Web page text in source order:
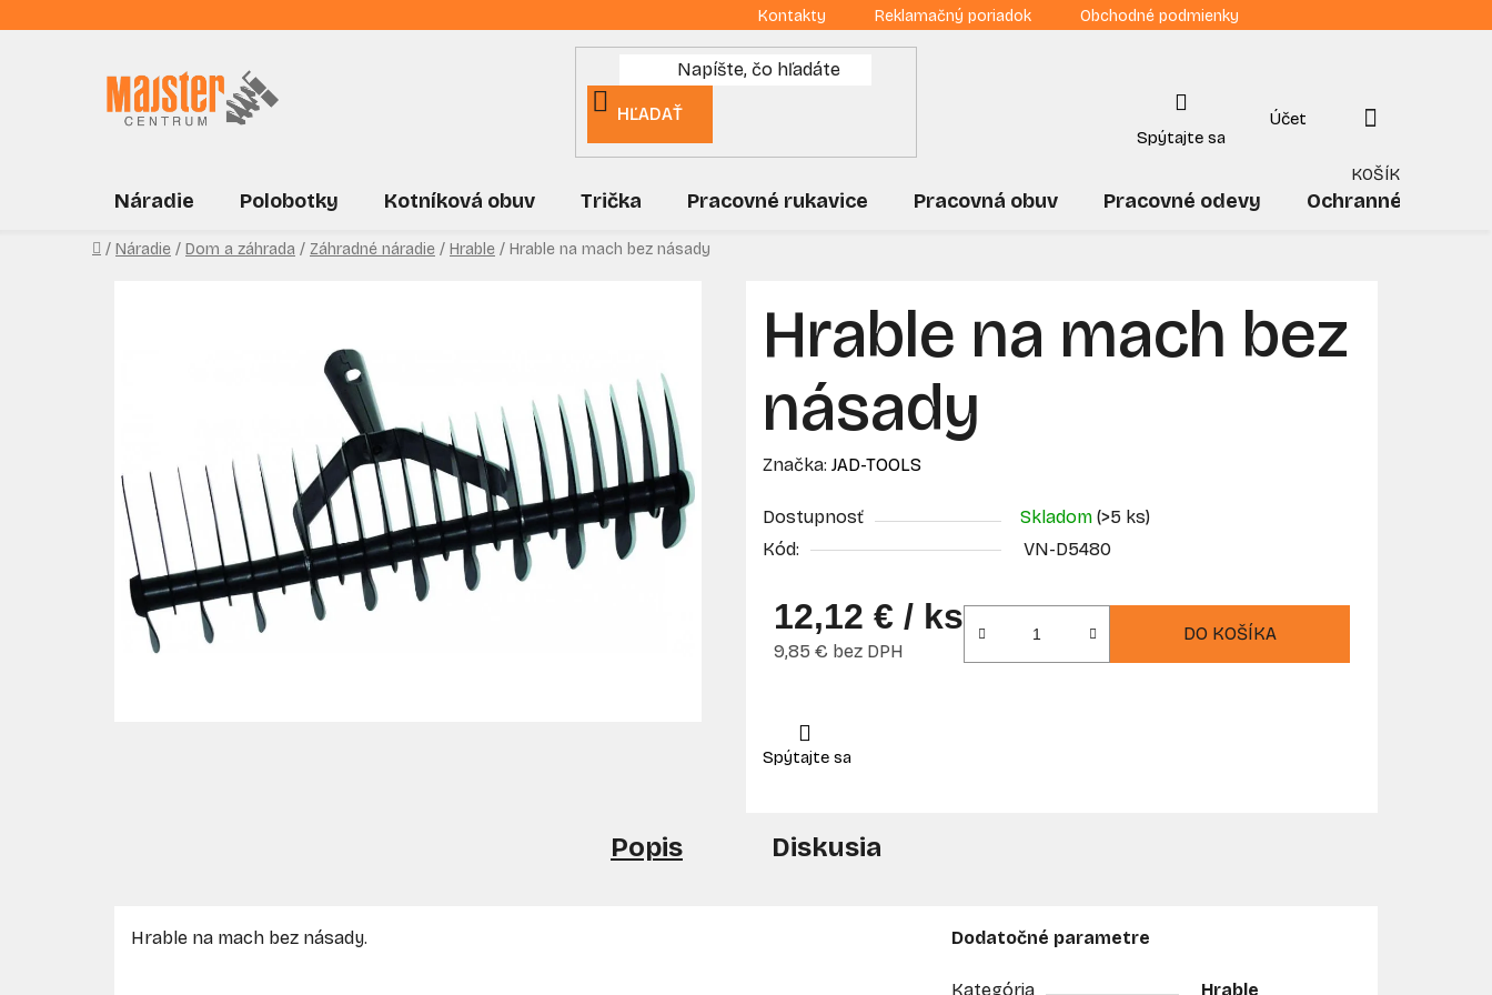
na
Kontakty Reklamačný poriadok Obchodné podmienky
HĽADAŤ
NÁKUPNÝ
KOŠÍK
Náradie Polobotky Kotníková obuv Trička Pracovné rukavice Pracovná obuv Pracovné odevy Ochranné
Domov
/ Náradie / Dom a záhrada / Záhradné náradie / Hrable / Hrable na mach bez násady
Hrable na mach bez
násady
Značka: JAD-TOOLS
Dostupnosť Skladom (>5 ks)
Kód:
VN-D5480
12,12 € / ks
9,85 € bez DPH
DO KOŠÍKA
Popis Diskusia
Hrable na mach bez násady. Dodatočné parametre
Kategória
Hrable